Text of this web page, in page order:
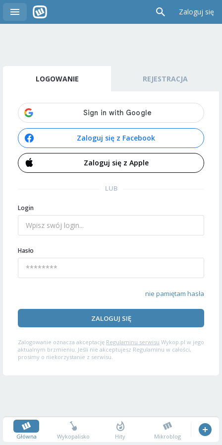
Zaloguj się
LOGOWANIE REJESTRACJA
Zaloguj się z Facebook
Zaloguj się z Apple
LUB
Login
Hasło
nie pamiętam hasła
ZALOGUJ SIĘ
Zalogowanie oznacza akceptację Regulaminu serwisu Wykop.pl w jego
aktualnym brzmieniu. Jeśli nie akceptujesz Regulaminu w całości,
prosimy o niekorzystanie z serwisu.
Główna Wykopalisko Hity Mikroblog